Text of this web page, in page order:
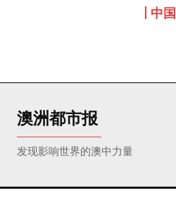
中国
澳洲都市报
发现影响世界的澳中力量